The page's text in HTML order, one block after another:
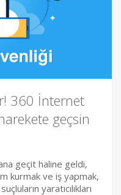
360 İnternet
geçsin
geçit haline geldi,
kurmak ve iş yapmak,
yaratıcılıkları